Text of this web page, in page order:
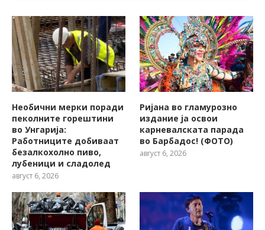
Необични мерки поради
пеколните горештини
во Унгарија:
Работниците добиваат
безалкохолно пиво,
лубеници и сладолед
август 6, 2026
Ријана во гламурозно
издание ја освои
карневалската парада
во Барбадос! (ФОТО)
август 6, 2026